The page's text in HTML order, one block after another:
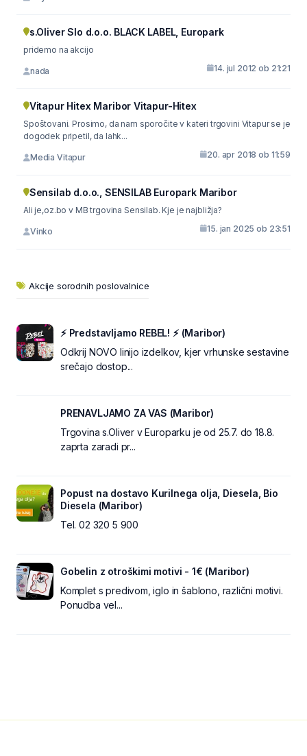
s.Oliver Slo d.o.o. BLACK LABEL, Europark
pridemo na akcijo
nada 14. jul 2012 ob 21:21
Vitapur Hitex Maribor Vitapur-Hitex
Spoštovani. Prosimo, da nam sporočite v kateri trgovini Vitapur se je
dogodek pripetil, da lahk...
Media Vitapur 20. apr 2018 ob 11:59
Sensilab d.o.o., SENSILAB Europark Maribor
Ali je,oz.bo v MB trgovina Sensilab. Kje je najbližja?
Vinko 15. jan 2025 ob 23:51
Akcije sorodnih poslovalnice
⚡ Predstavljamo REBEL! ⚡ (Maribor)
Odkrij NOVO linijo izdelkov, kjer vrhunske sestavine
srečajo dostop...
PRENAVLJAMO ZA VAS (Maribor)
Trgovina s.Oliver v Europarku je od 25.7. do 18.8.
zaprta zaradi pr...
Popust na dostavo Kurilnega olja, Diesela, Bio
Diesela (Maribor)
Tel. 02 320 5 900
Gobelin z otroškimi motivi - 1€ (Maribor)
Komplet s predivom, iglo in šablono, različni motivi.
Ponudba vel...